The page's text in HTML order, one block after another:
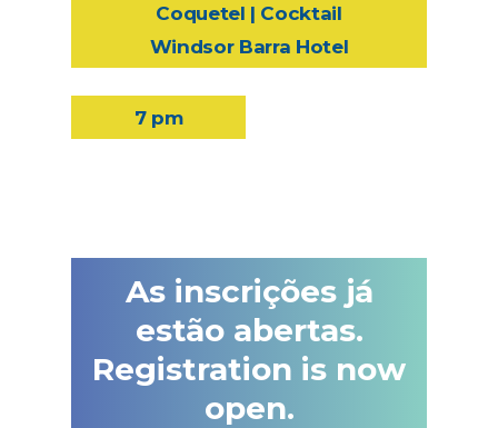
Coquetel | Cocktail
Windsor Barra Hotel
7 pm
As inscrições já
estão abertas.
Registration is now
open.